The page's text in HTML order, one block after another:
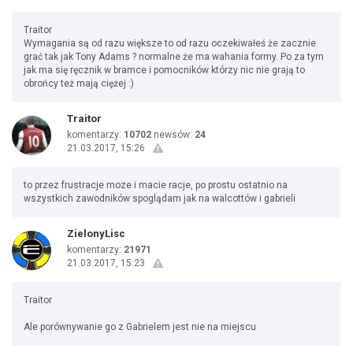
Traitor
Wymagania są od razu większe to od razu oczekiwałeś że zacznie
grać tak jak Tony Adams ? normalne że ma wahania formy. Po za tym
jak ma się ręcznik w bramce i pomocników którzy nic nie grają to
obrońcy też mają ciężej :)
Traitor
komentarzy: 10702 newsów: 24
21.03.2017, 15:26
to przez frustracje moze i macie racje, po prostu ostatnio na
wszystkich zawodników spoglądam jak na walcottów i gabrieli
ZielonyLisc
komentarzy: 21971
21.03.2017, 15:23
Traitor
Ale porównywanie go z Gabrielem jest nie na miejscu